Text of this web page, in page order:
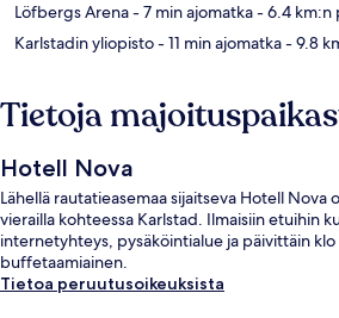
Löfbergs Arena- 7 min ajomatka- 6.4 km:n
Karlstadin yliopisto- 11 min ajomatka- 9.8
Tietoja
Hotell Nova
Lähellä rautatieasemaa sijaitseva Hotell Nova
vierailla kohteessa Karlstad. Ilmaisiin etuihin
internetyhteys, pysäköintialue ja päivittäin
buffetaamiainen.
Tietoa peruutusoikeuksista